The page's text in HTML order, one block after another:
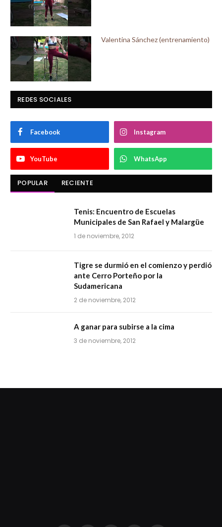
Valentina Sánchez (entrenamiento)
REDES SOCIALES
Facebook Instagram
YouTube WhatsApp
POPULAR RECIENTE
Tenis: Encuentro de Escuelas
Municipales de San Rafael y Malargüe
1 de noviembre, 2012
Tigre se durmió en el comienzo y perdió
ante Cerro Porteño por la
Sudamericana
2 de noviembre, 2012
A ganar para subirse a la cima
3 de noviembre, 2012